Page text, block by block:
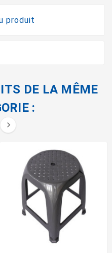
produit
DE LA MÊME
:
